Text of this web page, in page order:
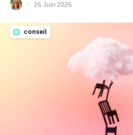
26 Juin 2026
conseil